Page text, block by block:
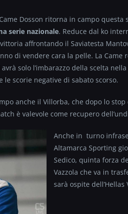
Dosson ritorna in campo questa
serie nazionale. Reduce dal ko
affrontando il Saviatesta
di vendere cara la pelle. La
solo l’imbarazzo della scelta
scorie negative di sabato scorso.
anche il Villorba, che dopo lo
è valevole come recupero
Anche in turno
Altamarca Sporting
Sedico, quinta forza
Vazzola che va in
sarà ospite dell’Hellas